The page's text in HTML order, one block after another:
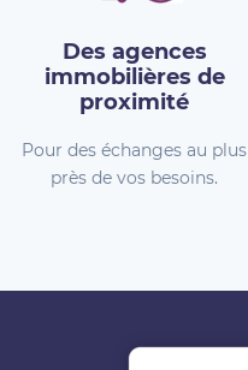
Des agences
immobilières de
proximité
Pour des échanges au plus
près de vos besoins.